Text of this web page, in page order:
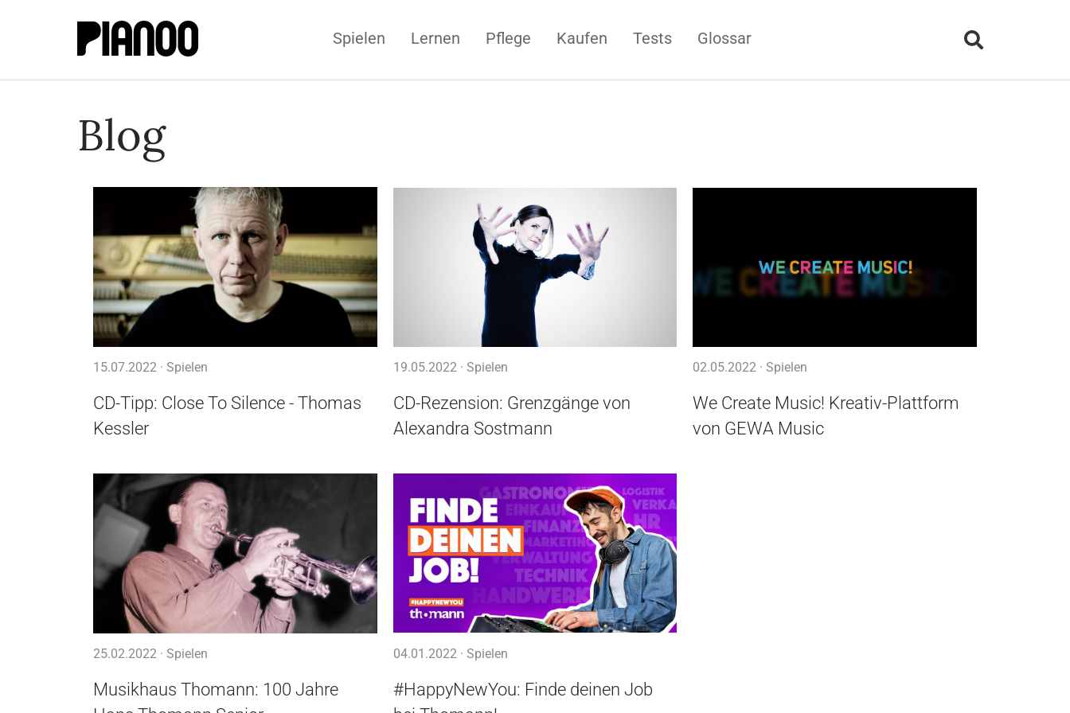
Spielen Lernen Pflege Kaufen Tests Glossar
Blog
15.07.2022 · Spielen
CD-Tipp: Close To Silence - Thomas
Kessler
19.05.2022 · Spielen
CD-Rezension: Grenzgänge von
Alexandra Sostmann
02.05.2022 ·Spielen
We Create Music! Kreativ-Plattform
von GEWA Music
25.02.2022 · Spielen
Musikhaus Thomann: 100 Jahre
04.01.2022 · Spielen
#HappyNewYou: Finde deinen Job